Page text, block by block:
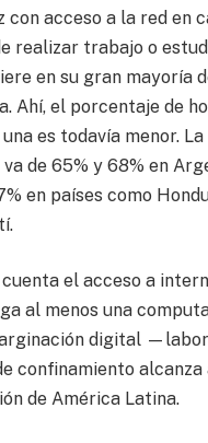
con acceso a la red en
realizar trabajo o
en su gran mayoría
Ahí, el porcentaje de
es todavía menor.
de 65% y 68% en
en países como
cuenta el acceso a
al menos una
digital
confinamiento
de América Latina.